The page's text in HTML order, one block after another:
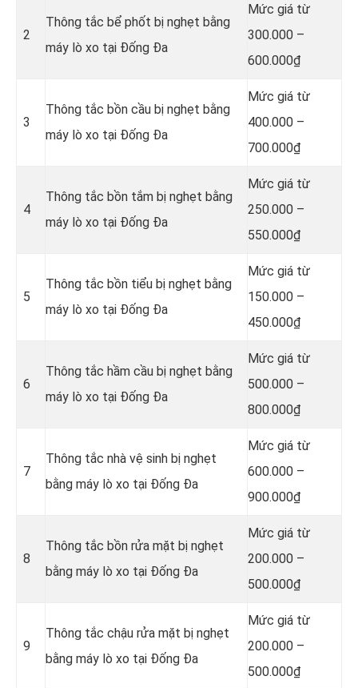
2
Thông tắc bể phốt bị nghẹt bằng
máy lò xo tại Đống Đa
Mức giá từ
300.000 –
600.000₫
3
Thông tắc bồn cầu bị nghẹt bằng
máy lò xo tại Đống Đa
Mức giá từ
400.000 –
700.000₫
4
Thông tắc bồn tắm bị nghẹt bằng
máy lò xo tại Đống Đa
Mức giá từ
250.000 –
550.000₫
5
Thông tắc bồn tiểu bị nghẹt bằng
máy lò xo tại Đống Đa
Mức giá từ
150.000 –
450.000₫
6
Thông tắc hầm cầu bị nghẹt bằng
máy lò xo tại Đống Đa
Mức giá từ
500.000 –
800.000₫
7
Thông tắc nhà vệ sinh bị nghẹt
bằng máy lò xo tại Đống Đa
Mức giá từ
600.000 –
900.000₫
8
Thông tắc bồn rửa mặt bị nghẹt
bằng máy lò xo tại Đống Đa
Mức giá từ
200.000 –
500.000₫
9
Thông tắc chậu rửa mặt bị nghẹt
bằng máy lò xo tại Đống Đa
Mức giá từ
200.000 –
500.000₫